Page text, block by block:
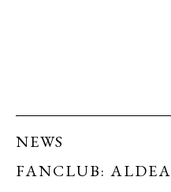
NEWS
FANCLUB: ALDEA